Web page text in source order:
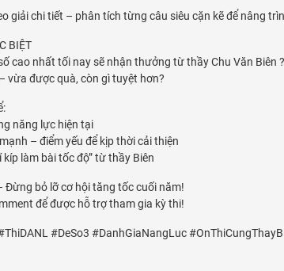
giải chi tiết – phân tích từng câu siêu cặn kẽ để nâng
BIỆT
cao nhất tối nay sẽ nhận thưởng từ thầy Chu Văn Biên
vừa được quà, còn gì tuyệt hơn?
năng lực hiện tại
– điểm yếu để kịp thời cải thiện
làm bài tốc độ” từ thầy Biên
Đừng bỏ lỡ cơ hội tăng tốc cuối năm!
để được hỗ trợ tham gia kỳ thi!
#DeSo3 #DanhGiaNangLuc